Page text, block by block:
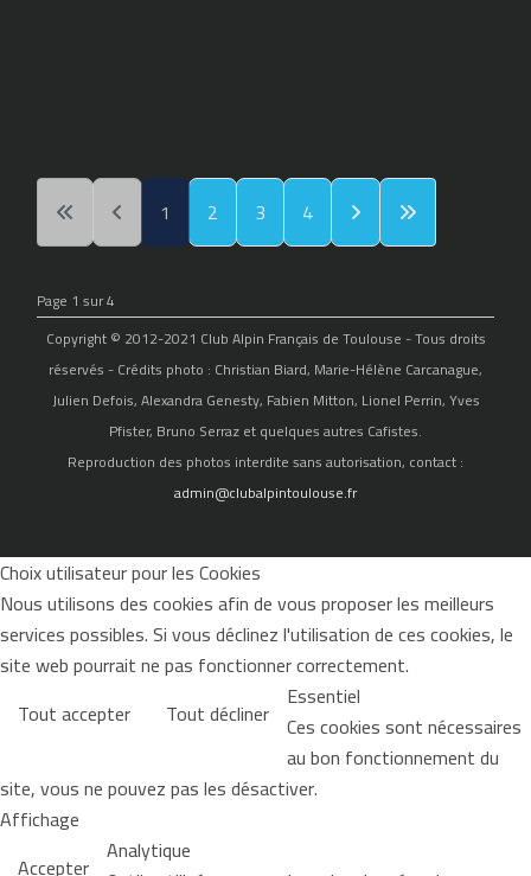
1 2 3 4
Page 1 sur 4
Copyright © 2012-2021 Club Alpin Français de Toulouse - Tous droits
réservés - Crédits photo : Christian Biard, Marie-Hélène Carcanague,
Julien Defois, Alexandra Genesty, Fabien Mitton, Lionel Perrin, Yves
Pfister, Bruno Serraz et quelques autres Cafistes.
Reproduction des photos interdite sans autorisation, contact :
admin@clubalpintoulouse.fr
Choix utilisateur pour les Cookies
Nous utilisons des cookies afin de vous proposer les meilleurs
services possibles. Si vous déclinez l'utilisation de ces cookies, le
site web pourrait ne pas fonctionner correctement.
Tout accepter
Tout décliner Essentiel
Ces cookies sont nécessaires
au bon fonctionnement du
site, vous ne pouvez pas les désactiver.
Affichage
Accepter Analytique